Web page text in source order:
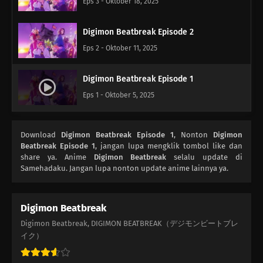
Digimon Beatbreak Episode 2
Eps 2 - Oktober 11, 2025
Digimon Beatbreak Episode 1
Eps 1 - Oktober 5, 2025
Download Digimon Beatbreak Episode 1, Nonton Digimon
Beatbreak Episode 1, jangan lupa mengklik tombol like dan
share ya. Anime Digimon Beatbreak selalu update di
Samehadaku. Jangan lupa nonton update anime lainnya ya.
Digimon Beatbreak
Digimon Beatbreak, DIGIMON BEATBREAK（デジモンビートブレ
イク）